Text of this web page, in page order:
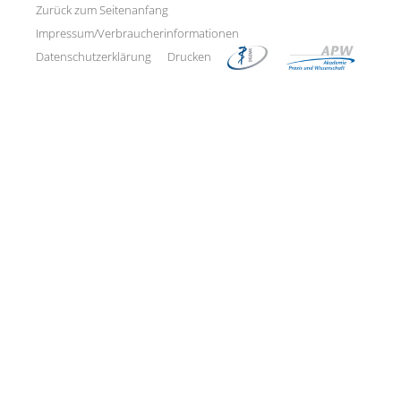
Zurück zum Seitenanfang
Impressum/Verbraucherinformationen
Datenschutzerklärung
Drucken